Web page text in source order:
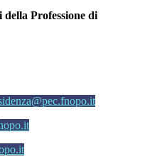
Professione di